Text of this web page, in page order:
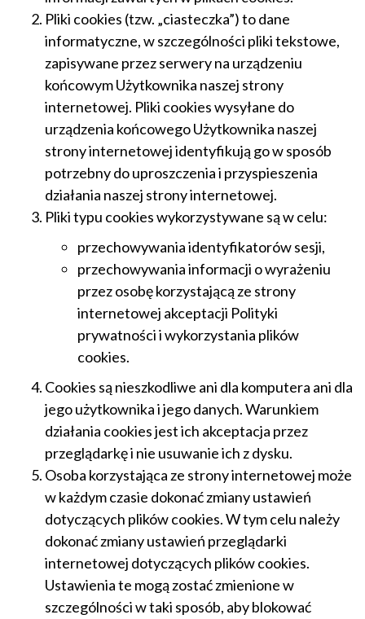
Pliki cookies (tzw. „ciasteczka”) to dane
informatyczne, w szczególności pliki tekstowe,
zapisywane przez serwery na urządzeniu
końcowym Użytkownika naszej strony
internetowej. Pliki cookies wysyłane do
urządzenia końcowego Użytkownika naszej
strony internetowej identyfikują go w sposób
potrzebny do uproszczenia i przyspieszenia
działania naszej strony internetowej.
Pliki typu cookies wykorzystywane są w celu:
przechowywania identyfikatorów sesji,
przechowywania informacji o wyrażeniu
przez osobę korzystającą ze strony
internetowej akceptacji Polityki
prywatności i wykorzystania plików
cookies.
Cookies są nieszkodliwe ani dla komputera ani dla
jego użytkownika i jego danych. Warunkiem
działania cookies jest ich akceptacja przez
przeglądarkę i nie usuwanie ich z dysku.
Osoba korzystająca ze strony internetowej może
w każdym czasie dokonać zmiany ustawień
dotyczących plików cookies. W tym celu należy
dokonać zmiany ustawień przeglądarki
internetowej dotyczących plików cookies.
Ustawienia te mogą zostać zmienione w
szczególności w taki sposób, aby blokować